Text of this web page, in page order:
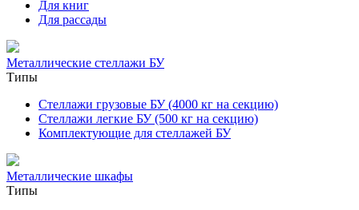
Для книг
Для рассады
Металлические стеллажи БУ
Типы
Стеллажи грузовые БУ (4000 кг на секцию)
Стеллажи легкие БУ (500 кг на секцию)
Комплектующие для стеллажей БУ
Металлические шкафы
Типы